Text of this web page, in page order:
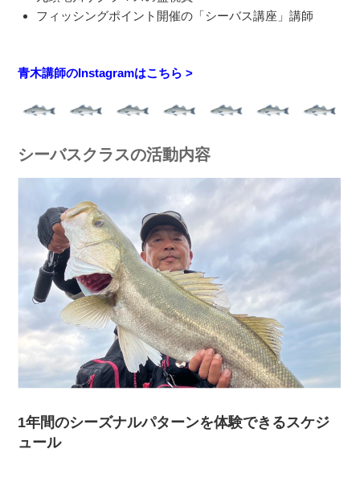
フィッシングポイント開催の「シーバス講座」講師
青木講師のInstagramはこちら >
シーバスクラスの活動内容
1年間のシーズナルパターンを体験できるスケジ
ュール